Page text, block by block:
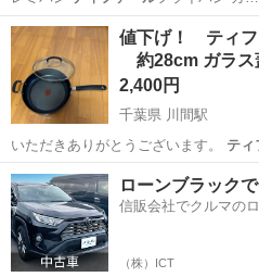
ン ガ… った感じです。ティファール
ィファール は取っ手が取れ…
埼玉 和光市 調理器具
値下げ！ ティフ
約28cm ガラ
2,400円
千葉県 川間駅
いただきありがとうございます。 ティ
パンです…
千葉 野田市 川間駅 調理器
ローンブラック
信販会社でクルマの
（株）ICT